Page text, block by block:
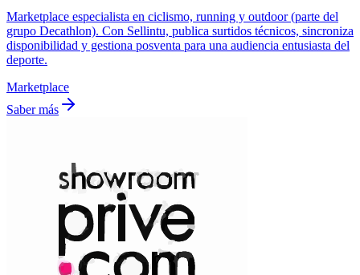
Marketplace especialista en ciclismo, running y outdoor (parte del
grupo Decathlon). Con Sellintu, publica surtidos técnicos, sincroniza
disponibilidad y gestiona posventa para una audiencia entusiasta del
deporte.
Marketplace
Saber más